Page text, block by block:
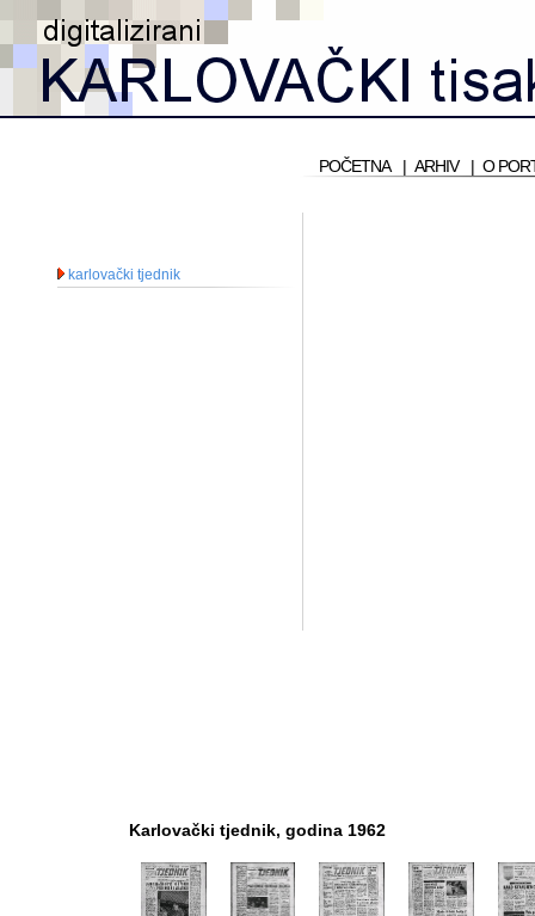
POČETNA | ARHIV | O
karlovački tjednik
Karlovački tjednik, godina 1962